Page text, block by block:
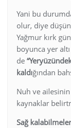
Yani bu
olur, diye
Yağmur kırk
boyunca yer altı
de
kaldığından
Nuh ve ailesinin
kaynaklar
Sağ